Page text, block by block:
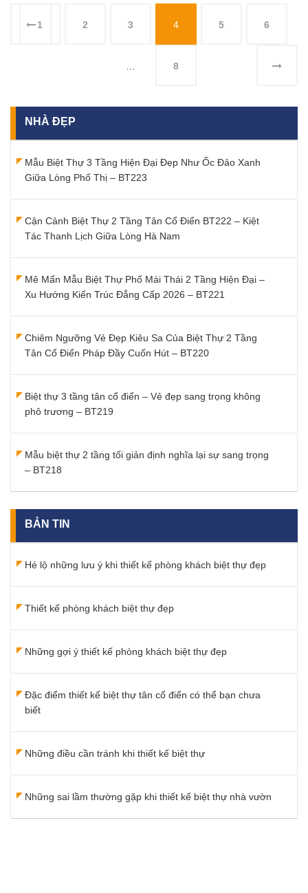
1 2 3 4 5 6
8
NHÀ ĐẸP
Mẫu Biệt Thự 3 Tầng Hiện Đại Đẹp Như Ốc Đảo Xanh
Giữa Lòng Phố Thị – BT223
Cận Cảnh Biệt Thự 2 Tầng Tân Cổ Điển BT222 – Kiệt
Tác Thanh Lịch Giữa Lòng Hà Nam
Mê Mẩn Mẫu Biệt Thự Phố Mái Thái 2 Tầng Hiện Đại –
Xu Hướng Kiến Trúc Đẳng Cấp 2026 – BT221
Chiêm Ngưỡng Vẻ Đẹp Kiêu Sa Của Biệt Thự 2 Tầng
Tân Cổ Điển Pháp Đầy Cuốn Hút – BT220
Biệt thự 3 tầng tân cổ điển – Vẻ đẹp sang trọng không
phô trương – BT219
Mẫu biệt thự 2 tầng tối giản định nghĩa lại sự sang trọng
– BT218
BẢN TIN
Hé lộ những lưu ý khi thiết kế phòng khách biệt thự đẹp
Thiết kế phòng khách biệt thự đẹp
Những gợi ý thiết kế phòng khách biệt thự đẹp
Đặc điểm thiết kế biệt thự tân cổ điển có thể bạn chưa
biết
Những điều cần tránh khi thiết kế biệt thự
Những sai lầm thường gặp khi thiết kế biệt thự nhà vườn